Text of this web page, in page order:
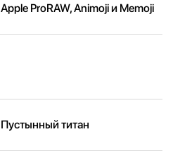
Apple ProRAW, Animoji и Memoji
Пустынный титан